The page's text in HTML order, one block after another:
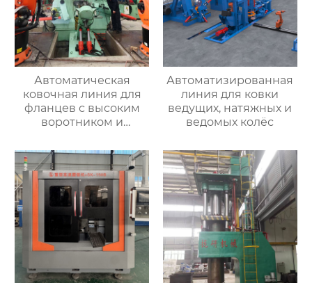
Автоматическая
ковочная линия для
фланцев с высоким
воротником и
Автоматизированная
линия для ковки
ведущих, натяжных и
ведомых колёс